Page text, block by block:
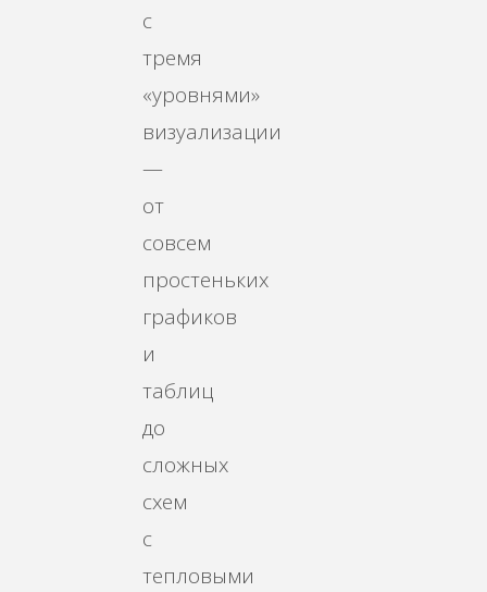
с
тремя
«уровнями»
визуализации
—
от
совсем
простеньких
графиков
и
таблиц
до
сложных
схем
с
тепловыми